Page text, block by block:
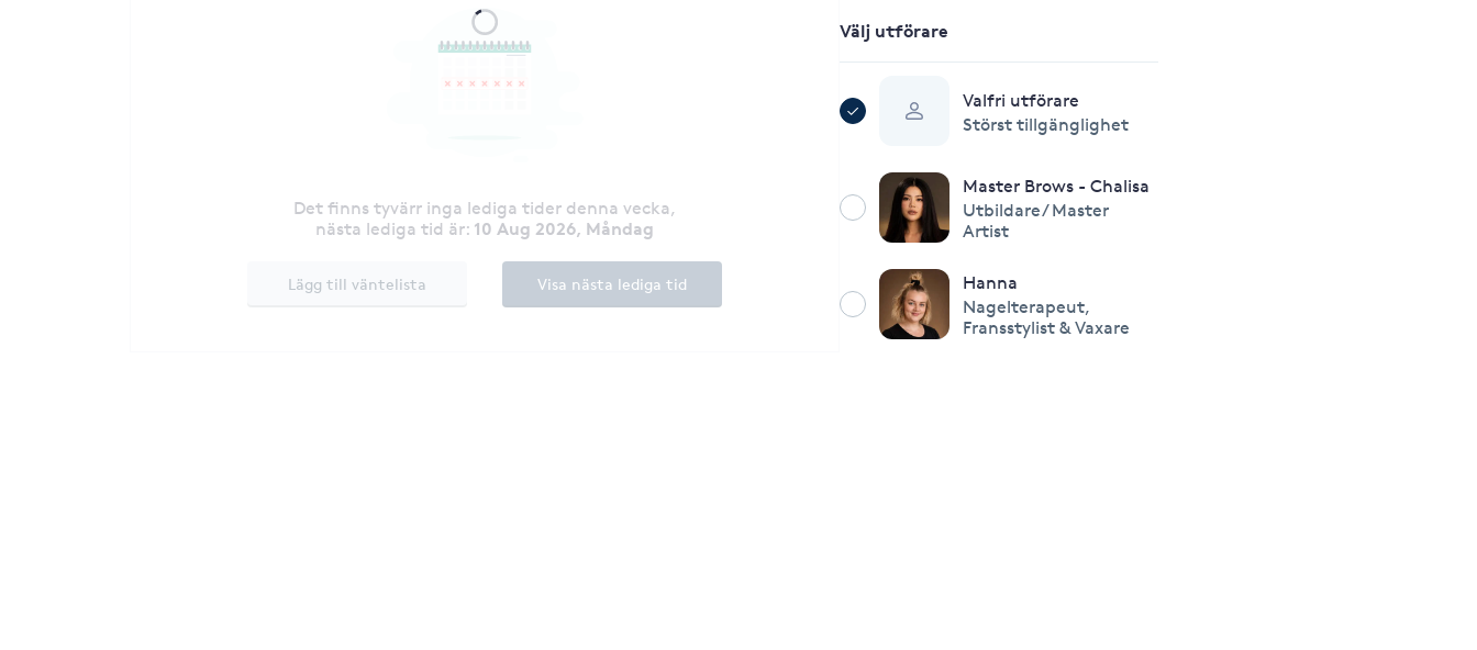
Det finns tyvärr inga lediga tider denna vecka,
nästa lediga tid är: 10 Aug 2026, Måndag
Lägg till väntelista Visa nästa lediga tid
Välj utförare
Valfri utförare
Störst tillgänglighet
Master Brows - Chalisa
Utbildare/ Master
Artist
Hanna
Nagelterapeut,
Fransstylist & Vaxare